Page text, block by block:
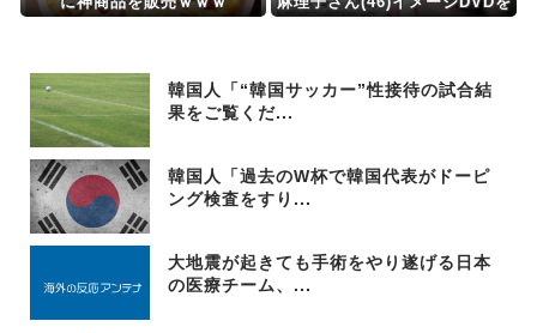
韓国人「“韓国サッカー”性接待の試合結
果をご覧くだ...
韓国人「過去のW杯で韓国代表がドーピ
ング検査をすり...
大地震が起きても手術をやり遂げる日本
の医療チーム、...